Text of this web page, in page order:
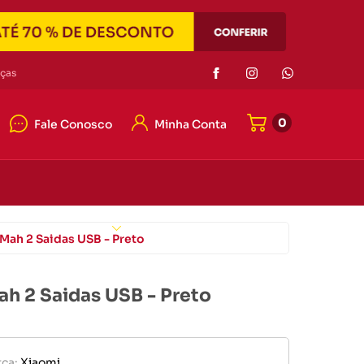
Fale Conosco
7121
Minha Conta 0
de pilha
Eletrônicos
de pilha
portátil
2 Saidas USB - Preto
2 Saidas USB - Preto